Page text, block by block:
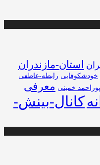
استان-مازندران
خودشکوفایی رابطه-عاطفی
خمینی معرفی
کانال-بینش-